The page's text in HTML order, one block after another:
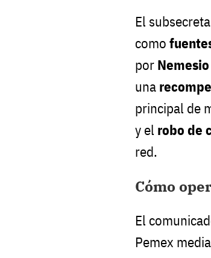
El
como
por
una
principal de
y el robo de
red.
Cómo
El
Pemex